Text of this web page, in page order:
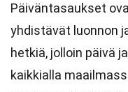
Päiväntasaukset
yhdistävät luonnon
hetkiä, jolloin päivä
kaikkialla